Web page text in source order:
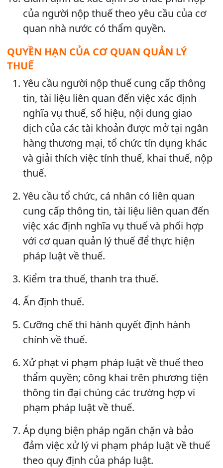
của người nộp thuế theo yêu cầu của cơ
quan nhà nước có thẩm quyền.
QUYỀN HẠN CỦA CƠ QUAN QUẢN LÝ
THUẾ
Yêu cầu người nộp thuế cung cấp thông
tin, tài liệu liên quan đến việc xác định
nghĩa vụ thuế, số hiệu, nội dung giao
dịch của các tài khoản được mở tại ngân
hàng thương mại, tổ chức tín dụng khác
và giải thích việc tính thuế, khai thuế, nộp
thuế.
Yêu cầu tổ chức, cá nhân có liên quan
cung cấp thông tin, tài liệu liên quan đến
việc xác định nghĩa vụ thuế và phối hợp
với cơ quan quản lý thuế để thực hiện
pháp luật về thuế.
Kiểm tra thuế, thanh tra thuế.
Ấn định thuế.
Cưỡng chế thi hành quyết định hành
chính về thuế.
Xử phạt vi phạm pháp luật về thuế theo
thẩm quyền; công khai trên phương tiện
thông tin đại chúng các trường hợp vi
phạm pháp luật về thuế.
Áp dụng biện pháp ngăn chặn và bảo
đảm việc xử lý vi phạm pháp luật về thuế
theo quy định của pháp luật.